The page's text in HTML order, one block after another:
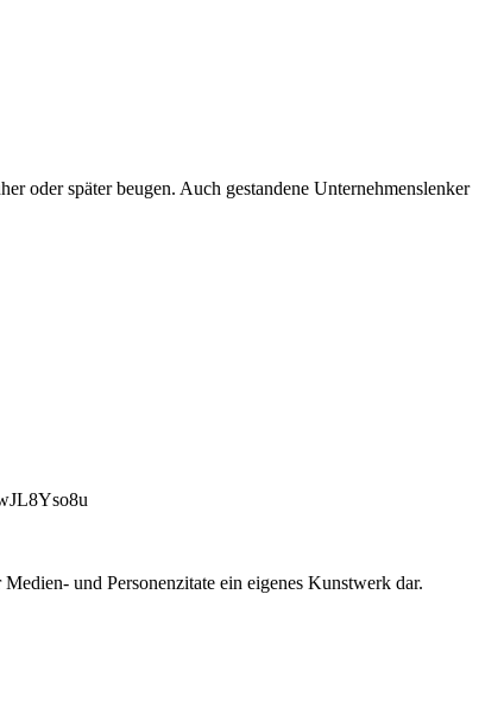
oder später beugen. Auch gestandene Unternehmenslenker
und Personenzitate ein eigenes Kunstwerk dar.